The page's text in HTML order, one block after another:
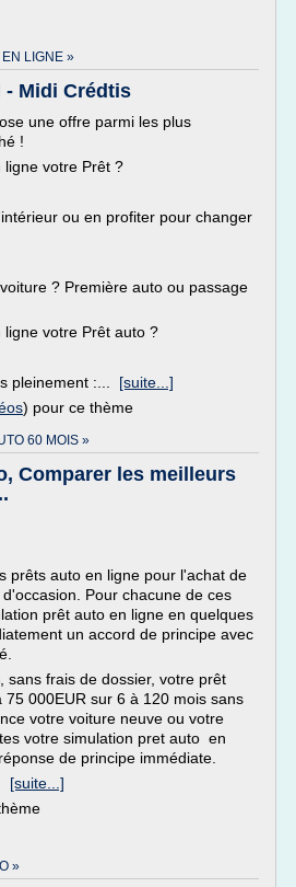
LIGNE »
- Midi Crédtis
une offre parmi les plus
!
votre Prêt ?
ou en profiter pour changer
? Première auto ou passage
votre Prêt auto ?
pleinement :... [suite...]
) pour ce thème
60 MOIS »
Comparer les meilleurs
prêts auto en ligne pour l'achat de
Pour chacune de ces
prêt auto en ligne en quelques
un accord de principe avec
sans frais de dossier, votre prêt
000EUR sur 6 à 120 mois sans
votre voiture neuve ou votre
votre simulation pret auto en
de principe immédiate.
[suite...]
»